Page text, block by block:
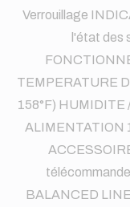
Verrouillage
l'état des
TEMPERATURE
158°F) HUMIDITE
ALIMENTATION
BALANCED